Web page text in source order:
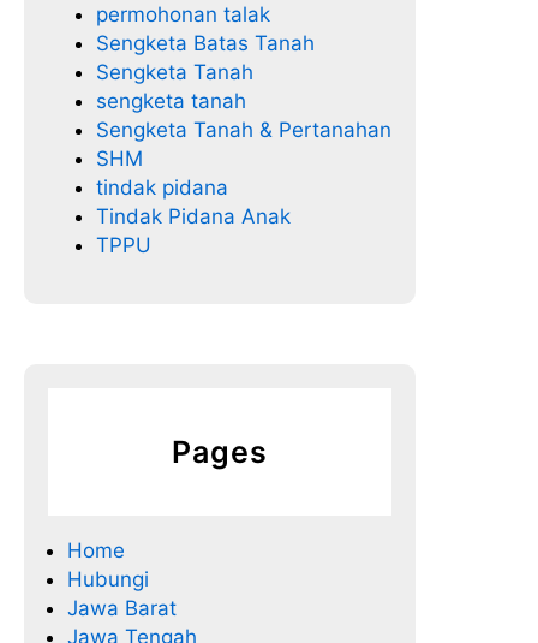
permohonan talak
Sengketa Batas Tanah
Sengketa Tanah
sengketa tanah
Sengketa Tanah & Pertanahan
SHM
tindak pidana
Tindak Pidana Anak
TPPU
Pages
Home
Hubungi
Jawa Barat
Jawa Tengah